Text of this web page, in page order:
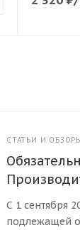
СТАТЬИ И
С 1 сентября
подлежащей